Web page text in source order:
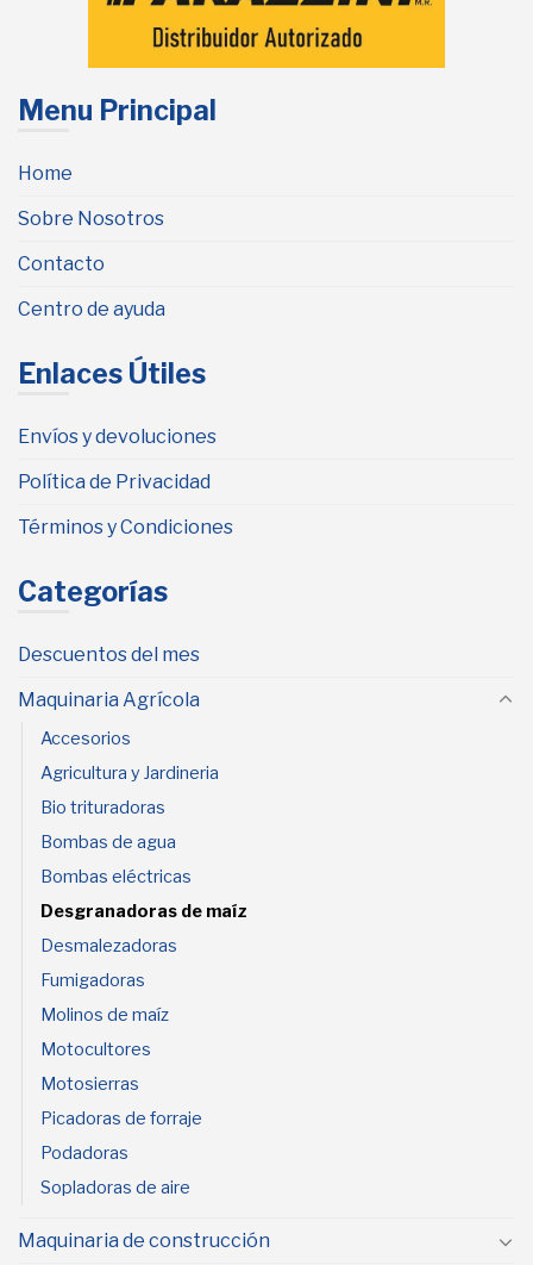
Menu Principal
Home
Sobre Nosotros
Contacto
Centro de ayuda
Enlaces Útiles
Envíos y devoluciones
Política de Privacidad
Términos y Condiciones
Categorías
Descuentos del mes
Maquinaria Agrícola
Accesorios
Agricultura y Jardineria
Bio trituradoras
Bombas de agua
Bombas eléctricas
Desgranadoras de maíz
Desmalezadoras
Fumigadoras
Molinos de maíz
Motocultores
Motosierras
Picadoras de forraje
Podadoras
Sopladoras de aire
Maquinaria de construcción